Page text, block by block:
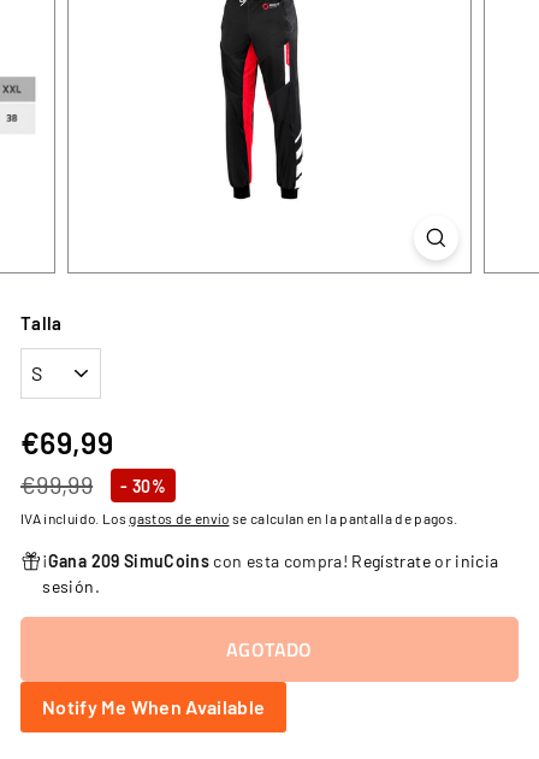
Talla
Precio
habitual
€99,99 €99,99
Precio
de
oferta
€69,99
- 30%
IVA incluido. Losgastos de envío se calculan en la pantalla de pagos.
¡Gana 209 SimuCoinscon esta compra! Regístrateor inicia
sesión.
AGOTADO
Notify Me When Available